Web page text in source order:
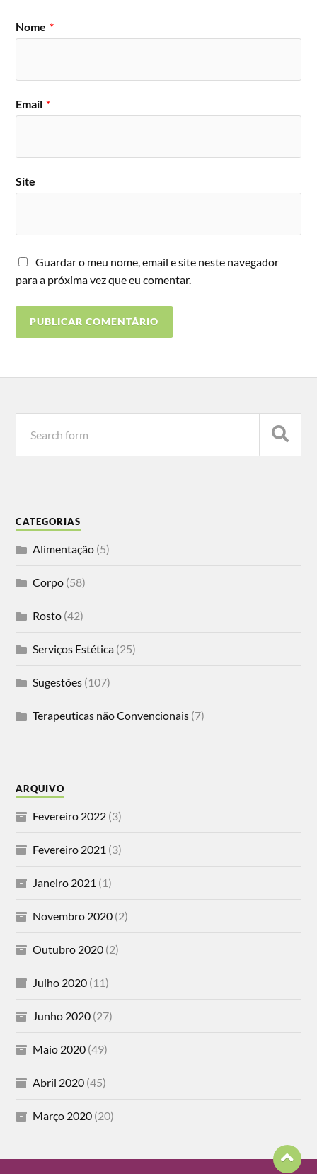
Nome *
Email *
Site
Guardar o meu nome, email e site neste navegador
para a próxima vez que eu comentar.
CATEGORIAS
Alimentação (5)
Corpo (58)
Rosto (42)
Serviços Estética (25)
Sugestões (107)
Terapeuticas não Convencionais (7)
ARQUIVO
Fevereiro 2022 (3)
Fevereiro 2021 (3)
Janeiro 2021 (1)
Novembro 2020 (2)
Outubro 2020 (2)
Julho 2020 (11)
Junho 2020 (27)
Maio 2020 (49)
Abril 2020 (45)
Março 2020 (20)